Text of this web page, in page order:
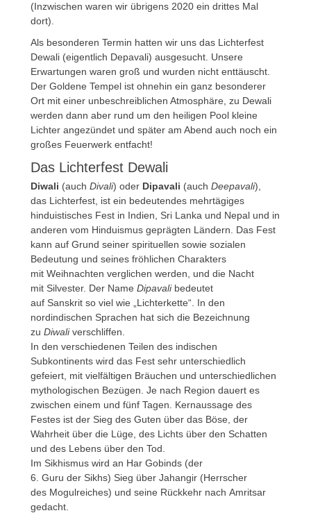
(Inzwischen waren wir übrigens 2020 ein drittes Mal
dort).
Als besonderen Termin hatten wir uns das Lichterfest
Dewali (eigentlich Depavali) ausgesucht. Unsere
Erwartungen waren groß und wurden nicht enttäuscht.
Der Goldene Tempel ist ohnehin ein ganz besonderer
Ort mit einer unbeschreiblichen Atmosphäre, zu Dewali
werden dann aber rund um den heiligen Pool kleine
Lichter angezündet und später am Abend auch noch ein
großes Feuerwerk entfacht!
Das Lichterfest Dewali
Diwali (auch Divali) oder Dipavali (auch Deepavali),
das Lichterfest, ist ein bedeutendes mehrtägiges
hinduistisches Fest in Indien, Sri Lanka und Nepal und in
anderen vom Hinduismus geprägten Ländern. Das Fest
kann auf Grund seiner spirituellen sowie sozialen
Bedeutung und seines fröhlichen Charakters
mit Weihnachten verglichen werden, und die Nacht
mit Silvester. Der Name Dipavalibedeutet
auf Sanskrit so viel wie „Lichterkette“. In den
nordindischen Sprachen hat sich die Bezeichnung
zu Diwaliverschliffen.
In den verschiedenen Teilen des indischen
Subkontinents wird das Fest sehr unterschiedlich
gefeiert, mit vielfältigen Bräuchen und unterschiedlichen
mythologischen Bezügen. Je nach Region dauert es
zwischen einem und fünf Tagen. Kernaussage des
Festes ist der Sieg des Guten über das Böse, der
Wahrheit über die Lüge, des Lichts über den Schatten
und des Lebens über den Tod.
Im Sikhismus wird an Har Gobinds (der
6. Guru der Sikhs) Sieg über Jahangir (Herrscher
des Mogulreiches) und seine Rückkehr nach Amritsar
gedacht.